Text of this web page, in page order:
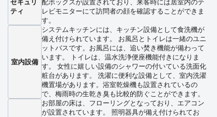
セキュリ
ティ
配ボックスが設置されており、来客時には居室内のテ
レビモニターにて訪問者の顔を確認することができま
す。
室内設備
システムキッチンには、キッチン設備として食洗機が
備え付けられています。 お風呂とトイレは一緒のユニ
ットバスです。お風呂には、追い焚き機能が備わって
います。 トイレは、温水洗浄便座機能付きになりま
す。 女性に嬉しい設備のシャワーの付いている洗面化
粧台があります。 洗濯に便利な設備として、室内洗濯
機置場があります。浴室乾燥機も設置されているの
で、梅雨時の生乾き臭も比較的防ぐことができます。
お部屋の床は、フローリングとなっており、エアコン
が設置されています。 照明器具が備え付けられてお